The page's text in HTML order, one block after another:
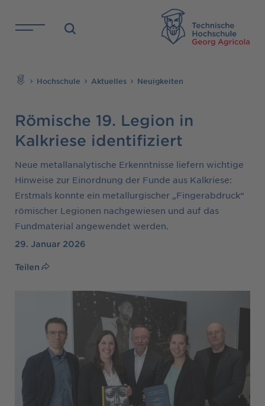
Direkt zu den Inhalten springen
Hochschule Aktuelles Neuigkeiten
Römische 19. Legion in
Kalkriese identifiziert
Neue metallanalytische Erkenntnisse liefern wichtige
Hinweise zur Einordnung der Funde aus Kalkriese:
Erstmals konnte ein metallurgischer „Fingerabdruck“
römischer Legionen nachgewiesen und auf das
Fundmaterial angewendet werden.
29. Januar 2026
Teilen